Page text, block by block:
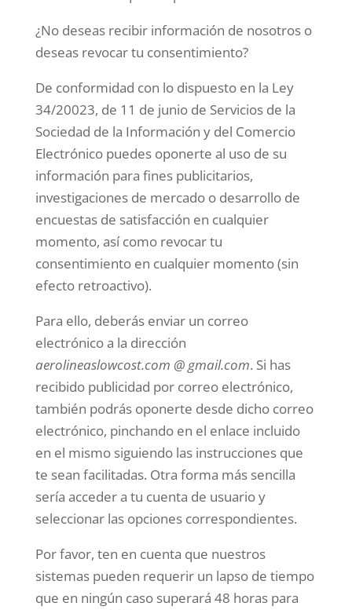
¿No deseas recibir información de nosotros o
deseas revocar tu consentimiento?
De conformidad con lo dispuesto en la Ley
34/20023, de 11 de junio de Servicios de la
Sociedad de la Información y del Comercio
Electrónico puedes oponerte al uso de su
información para fines publicitarios,
investigaciones de mercado o desarrollo de
encuestas de satisfacción en cualquier
momento, así como revocar tu
consentimiento en cualquier momento (sin
efecto retroactivo).
Para ello, deberás enviar un correo
electrónico a la dirección
aerolineaslowcost.com @ gmail.com. Si has
recibido publicidad por correo electrónico,
también podrás oponerte desde dicho correo
electrónico, pinchando en el enlace incluido
en el mismo siguiendo las instrucciones que
te sean facilitadas. Otra forma más sencilla
sería acceder a tu cuenta de usuario y
seleccionar las opciones correspondientes.
Por favor, ten en cuenta que nuestros
sistemas pueden requerir un lapso de tiempo
que en ningún caso superará 48 horas para